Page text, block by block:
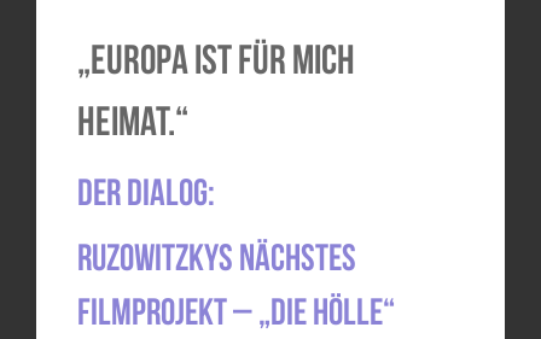
„Europa ist für mich
Heimat.“
Der Dialog:
Ruzowitzkys nächstes
Filmprojekt – „Die Hölle“